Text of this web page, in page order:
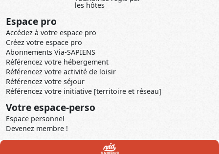
les hôtes
Espace pro
Accédez à votre espace pro
Créez votre espace pro
Abonnements Via-SAPIENS
Référencez votre hébergement
Référencez votre activité de loisir
Référencez votre séjour
Référencez votre initiative [territoire et réseau]
Votre espace-perso
Espace personnel
Devenez membre !